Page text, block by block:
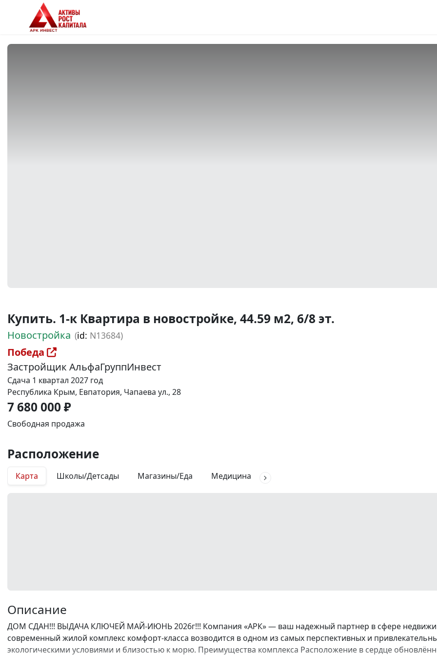
Купить. 1-к Квартира в новостройке, 44.59 м2, 6/8 эт.
Новостройка (id: N13684)
Победа
Застройщик АльфаГруппИнвест
Сдача 1 квартал 2027 год
Республика Крым, Евпатория, Чапаева ул., 28
7 680 000 ₽
Свободная продажа
Расположение
Карта Школы/Детсады Магазины/Еда Медицина
Описание
ДОМ СДАН!!! ВЫДАЧА КЛЮЧЕЙ МАЙ-ИЮНЬ 2026г!!! Компания «АРК» — ваш надежный партнер в сфере
современный жилой комплекс комфорт-класса возводится в одном из самых перспективных и
экологическими условиями и близостью к морю. Преимущества комплекса Расположение в сердце